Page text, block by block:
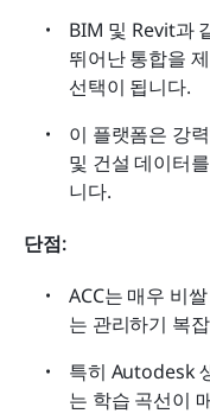
BIM 및 Revit과
뛰어난 통합을
선택이 됩니다.
이 플랫폼은 강
및 건설 데이터
니다.
단점:
ACC는 매우 비
는 관리하기 복
특히 Autodesk
는 학습 곡선이